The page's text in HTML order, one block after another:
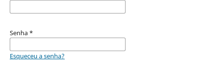
Senha *
Esqueceu a senha?